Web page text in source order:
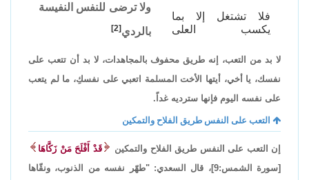
فلا تشتغل إلا بما
يكسب العلى
ولا ترضى للنفس النفيسة
بالردي[2]
لا بد من التعب، إنه طريق محفوف بالمجاهدات، لا بد أن تتعب على
نفسك، يا أخي، أيتها الأخت المسلمة اتعبي على نفسكِ، ما لم يتعب
على نفسه اليوم فإنها سترديه غداً.
التعب على النفس طريق الفلاح والتمكين
إن التعب على النفس طريق الفلاح والتمكين
قَدْ أَفْلَحَ مَنْ زَكَّاهَا
[سورة الشمس:9]، قال السعدي: "طهّر نفسه من الذنوب، ونقّاها